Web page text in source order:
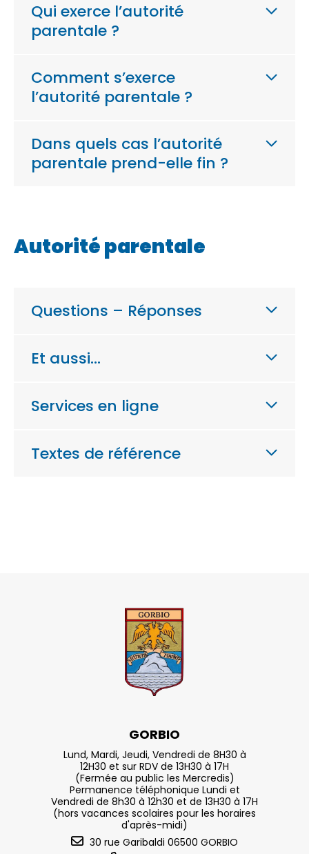
Qui exerce l’autorité
parentale ?
Comment s’exerce
l’autorité parentale ?
Dans quels cas l’autorité
parentale prend-elle fin ?
Autorité parentale
Questions – Réponses
Et aussi…
Services en ligne
Textes de référence
GORBIO
Lund, Mardi, Jeudi, Vendredi de 8H30 à
12H30 et sur RDV de 13H30 à 17H
(Fermée au public les Mercredis)
Permanence téléphonique Lundi et
Vendredi de 8h30 à 12h30 et de 13H30 à 17H
(hors vacances scolaires pour les horaires
d'après-midi)
30 rue Garibaldi 06500 GORBIO